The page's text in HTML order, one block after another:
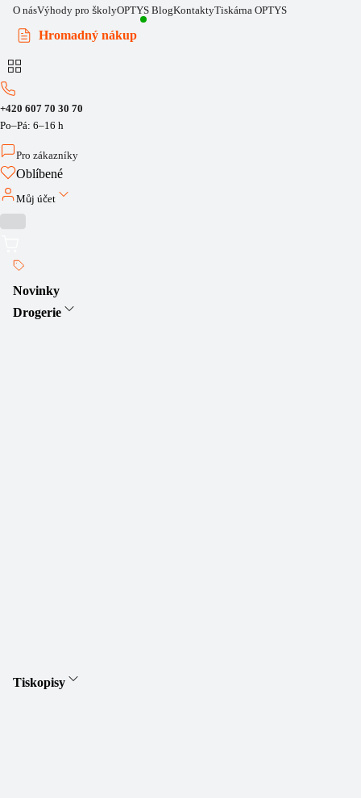
O násVýhody pro školyOPTYS BlogKontaktyTiskárna OPTYS
Hromadný nákup
+420 607 70 30 70
Po–Pá: 6–16 h
Pro zákazníky
Oblíbené
Můj účet
Novinky
Drogerie
Tiskopisy